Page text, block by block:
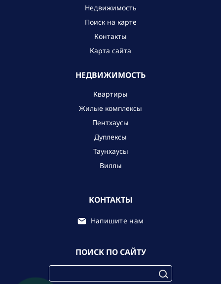
Недвижимость
Поиск на карте
Контакты
Карта сайта
НЕДВИЖИМОСТЬ
Квартиры
Жилые комплексы
Пентхаусы
Дуплексы
Таунхаусы
Виллы
КОНТАКТЫ
Напишите нам
ПОИСК ПО САЙТУ